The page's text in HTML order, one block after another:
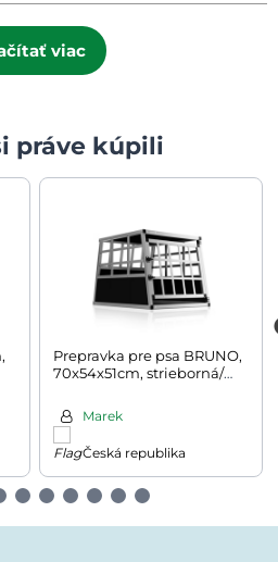
viac
práve kúpili
Prepravka pre psa BRUNO,
70x54x51cm, strieborná/
Marek
Česká republika